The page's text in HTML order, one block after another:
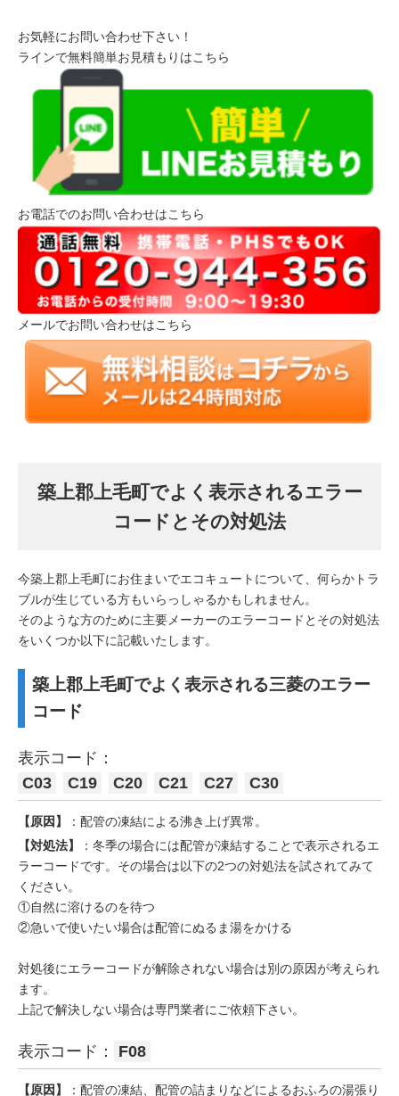
お気軽にお問い合わせ下さい！
ラインで無料簡単お見積もりはこちら
お電話でのお問い合わせはこちら
メールでお問い合わせはこちら
築上郡上毛町でよく表示されるエラー
コードとその対処法
今築上郡上毛町にお住まいでエコキュートについて、何らかトラ
ブルが生じている方もいらっしゃるかもしれません。
そのような方のために主要メーカーのエラーコードとその対処法
をいくつか以下に記載いたします。
築上郡上毛町でよく表示される三菱のエラー
コード
表示コード：
C03
C19 C20 C21 C27 C30
【原因】
：配管の凍結による沸き上げ異常。
【対処法】
：冬季の場合には配管が凍結することで表示されるエ
ラーコードです。その場合は以下の2つの対処法を試されてみて
ください。
①自然に溶けるのを待つ
②急いで使いたい場合は配管にぬるま湯をかける
対処後にエラーコードが解除されない場合は別の原因が考えられ
ます。
上記で解決しない場合は専門業者にご依頼下さい。
表示コード： F08
【原因】 ：配管の凍結、配管の詰まりなどによるおふろの湯張り